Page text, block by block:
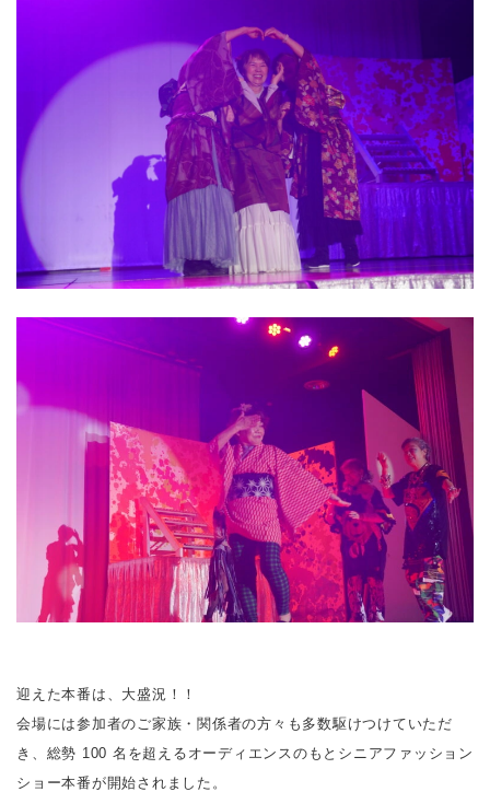
迎えた本番は、大盛況！！
会場には参加者のご家族・関係者の方々も多数駆けつけていただ
き、総勢 100 名を超えるオーディエンスのもとシニアファッション
ショー本番が開始されました。